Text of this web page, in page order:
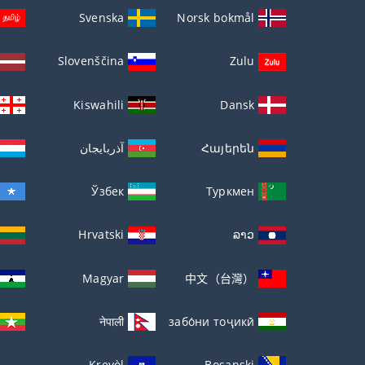
Norsk bokmål
Svenska
Zulu
Slovenščina
Dansk
Kiswahili
Հայերեն آذربايجان
Туркмен
Ўзбек
ລາວ
Hrvatski
中文（台灣）
Magyar
забо́ни тоҷикӣ́
नेपाली